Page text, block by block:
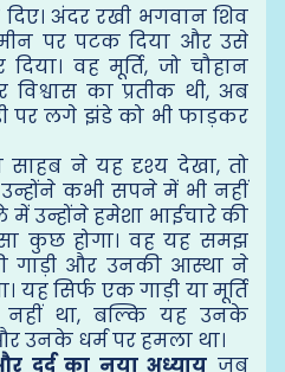
दिए। अंदर रखी भगवान शिव
पर पटक दिया और उसे
वह मूर्ति, जो चौहान
का प्रतीक थी, अब
पर लगे झंडे को भी फाड़कर
ने यह दृश्य देखा, तो
कभी सपने में भी नहीं
में उन्होंने हमेशा भाईचारे की
कुछ होगा। वह यह समझ
गाड़ी और उनकी आस्था ने
यह सिर्फ एक गाड़ी या मूर्ति
था, बल्कि यह उनके
उनके धर्म पर हमला था।
दर्द का नया अध्याय जब